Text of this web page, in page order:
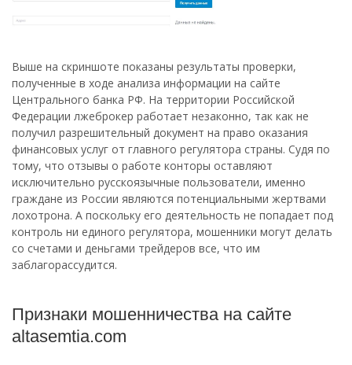
Выше на скриншоте показаны результаты проверки,
полученные в ходе анализа информации на сайте
Центрального банка РФ. На территории Российской
Федерации лжеброкер работает незаконно, так как не
получил разрешительный документ на право оказания
финансовых услуг от главного регулятора страны. Судя по
тому, что отзывы о работе конторы оставляют
исключительно русскоязычные пользователи, именно
граждане из России являются потенциальными жертвами
лохотрона. А поскольку его деятельность не попадает под
контроль ни единого регулятора, мошенники могут делать
со счетами и деньгами трейдеров все, что им
заблагорассудится.
Признаки мошенничества на сайте
altasemtia.com